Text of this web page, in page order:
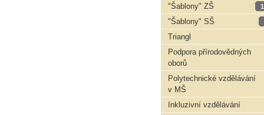
"Šablony" ZŠ
"Šablony" SŠ
Triangl
Podpora přírodovědných
oborů
Polytechnické vzdělávání
v MŠ
Inkluzivní vzdělávání